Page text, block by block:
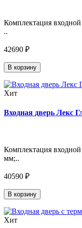
Комплектация
..
42690 ₽
В корзину
Хит
Входная дверь Лекс
Комплектация
мм;..
40590 ₽
В корзину
Хит